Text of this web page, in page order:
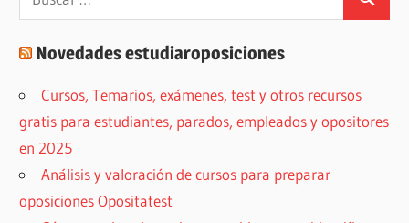
Buscar
Novedades estudiaroposiciones
Cursos, Temarios, exámenes, test y otros recursos
gratis para estudiantes, parados, empleados y opositores
en 2025
Análisis y valoración de cursos para preparar
oposiciones Opositatest